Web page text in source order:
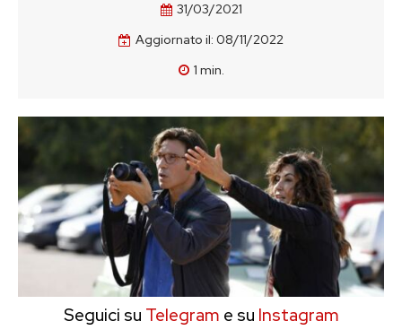
31/03/2021
Aggiornato il: 08/11/2022
1 min.
Seguici su Telegram e su Instagram